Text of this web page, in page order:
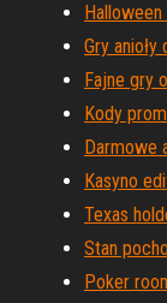
Gry
Fajne gry
Kody
Darmowe
Kasyno
Texas
Stan
Poker